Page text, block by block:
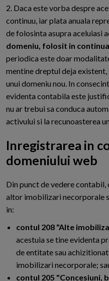
2. Daca este vorba despre
continuu, iar plata anuala
de folosinta asupra aceluiasi
domeniu, folosit in
periodica este doar
mentine dreptul deja existent,
unui domeniu nou. In
evidenta contabila este
nu ar trebui sa conduca
activului si la recunoasterea
Inregistrarea in
domeniului web
Din punct de vedere
altor imobilizari necorporale
in:
contul 208 "Alte
acestuia se tine evidenta
de entitate sau
imobilizari necorporale;
contul 205 "Concesiuni,